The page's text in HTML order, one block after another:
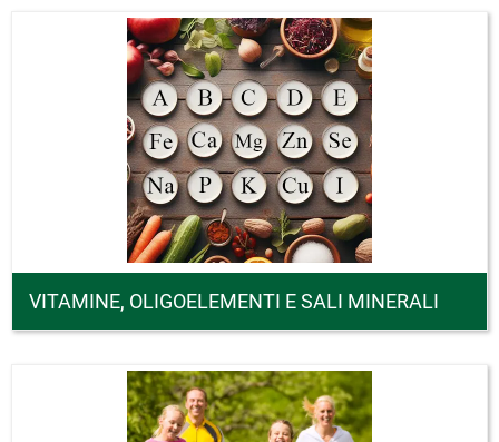
VITAMINE, OLIGOELEMENTI E SALI MINERALI